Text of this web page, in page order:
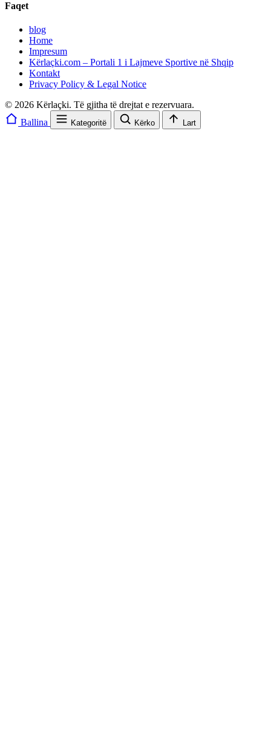
Faqet
blog
Home
Impresum
Kërlaçki.com – Portali 1 i Lajmeve Sportive në Shqip
Kontakt
Privacy Policy & Legal Notice
© 2026 Kërlaçki. Të gjitha të drejtat e rezervuara.
Ballina
Kategoritë Kërko Lart